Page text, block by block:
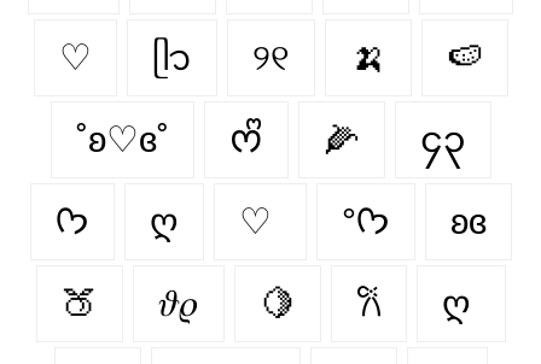
♡ ᥫ᭡ ୨୧ 🍌 🍉
˚ʚ♡ɞ˚ ᰔᩚ 🌽 ၄၃
ᡣ𐭩 ღ ♡ °ᡣ𐭩 ʚɞ
🍑 𝜗𝜚 🍋 𐙚 ღ